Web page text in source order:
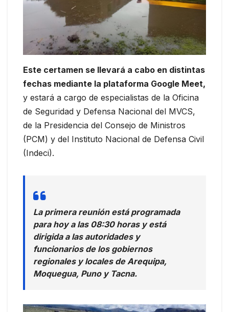
Este certamen se llevará a cabo en distintas
fechas mediante la plataforma Google Meet,
y estará a cargo de especialistas de la Oficina
de Seguridad y Defensa Nacional del MVCS,
de la Presidencia del Consejo de Ministros
(PCM) y del Instituto Nacional de Defensa Civil
(Indeci).
La primera reunión está programada
para hoy a las 08:30 horas y está
dirigida a las autoridades y
funcionarios de los gobiernos
regionales y locales de Arequipa,
Moquegua, Puno y Tacna.